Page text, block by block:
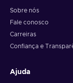
Sobre nós
Fale conosco
Carreiras
Confiança e
Ajuda